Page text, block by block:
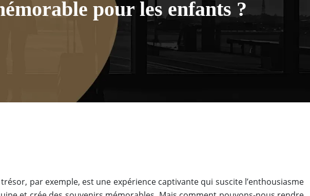
pour les enfants ?
par exemple, est une expérience captivante qui suscite l’enthousiasme